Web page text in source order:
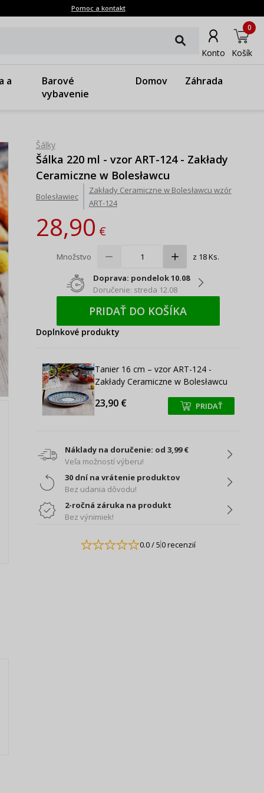
Pomoc a kontakt
Konto Košík
0
a
Barové
vybavenie
Domov Záhrada
Šálky
Šálka 220 ml - vzor ART-124 - Zakłady
Ceramiczne w Bolesławcu
Bolesławiec
Zakłady Ceramiczne w Bolesławcu wzór
ART-124
28,90€
Množstvo z 18 Ks.
Doprava: pondelok 10.08
Doručenie: streda 12.08
PRIDAŤ DO KOŠÍKA
Doplnkové produkty
Tanier 16 cm – vzor ART-124 -
Zakłady Ceramiczne w Bolesławcu
23,90 € +
+ PRIDAŤ
Náklady na doručenie: od 3,99 €
Veľa možností výberu!
30 dní na vrátenie produktov
Bez udania dôvodu!
2-ročná záruka na produkt
Bez výnimiek!
0.0/ 50 recenzií